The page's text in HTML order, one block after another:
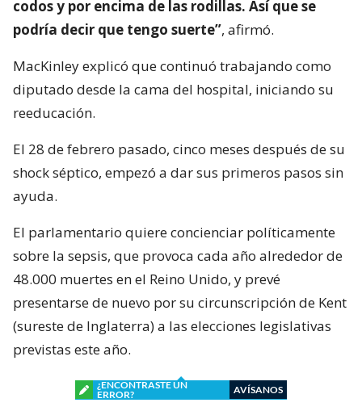
codos y por encima de las rodillas. Así que se
podría decir que tengo suerte”, afirmó.
MacKinley explicó que continuó trabajando como
diputado desde la cama del hospital, iniciando su
reeducación.
El 28 de febrero pasado, cinco meses después de su
shock séptico, empezó a dar sus primeros pasos sin
ayuda.
El parlamentario quiere concienciar políticamente
sobre la sepsis, que provoca cada año alrededor de
48.000 muertes en el Reino Unido, y prevé
presentarse de nuevo por su circunscripción de Kent
(sureste de Inglaterra) a las elecciones legislativas
previstas este año.
¿ENCONTRASTE UN
ERROR?
AVÍSANOS